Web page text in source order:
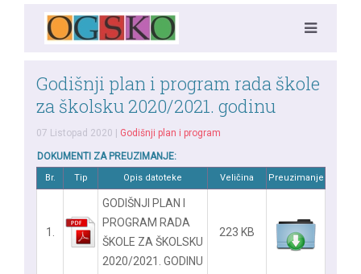
Godišnji plan i program rada škole
za školsku 2020/2021. godinu
07 Listopad 2020 Godišnji plan i program
DOKUMENTI ZA PREUZIMANJE:
Br. Tip Opis datoteke Veličina Preuzimanje
1.
GODIŠNJI PLAN I
PROGRAM RADA
ŠKOLE ZA ŠKOLSKU
2020/2021. GODINU
223 KB